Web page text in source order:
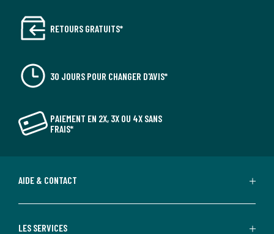
RETOURS GRATUITS*
30 JOURS POUR CHANGER D'AVIS*
PAIEMENT EN 2X, 3X OU 4X SANS
FRAIS*
AIDE & CONTACT
LES SERVICES